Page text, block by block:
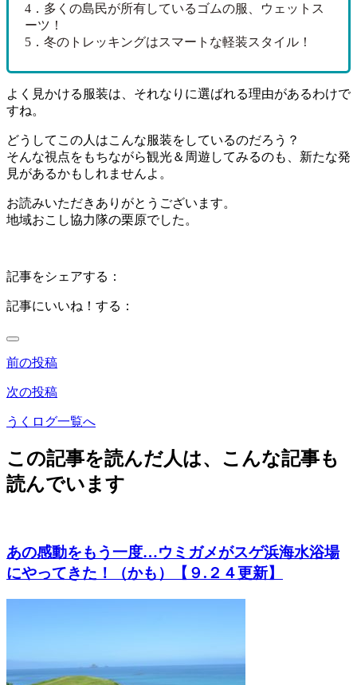
4．多くの島民が所有しているゴムの服、ウェットス
ーツ！
5．冬のトレッキングはスマートな軽装スタイル！
よく見かける服装は、それなりに選ばれる理由があるわけで
すね。
どうしてこの人はこんな服装をしているのだろう？
そんな視点をもちながら観光＆周遊してみるのも、新たな発
見があるかもしれませんよ。
お読みいただきありがとうございます。
地域おこし協力隊の栗原でした。
記事をシェアする：
記事にいいね！する：
前の投稿
次の投稿
うくログ一覧へ
この記事を読んだ人は、こんな記事も
読んでいます
あの感動をもう一度…ウミガメがスゲ浜海水浴場
にやってきた！（かも）【９.２４更新】